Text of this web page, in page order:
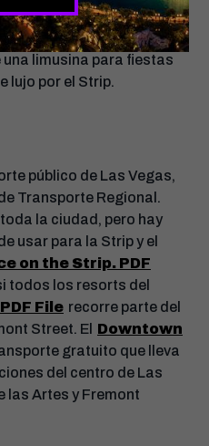
una reservación. Si
sentirse como un
una limusina para fiestas
lujo por el Strip.
público de Las Vegas,
Transporte Regional.
la ciudad, pero hay
usar para la Strip y el
on the Strip. PDF
todos los resorts del
File recorre parte del
Street. El Downtown
gratuito que lleva
del centro de Las
las Artes y Fremont